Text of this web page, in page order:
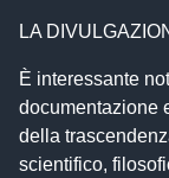
LA
È interessante
documentazione
della
scientifico,